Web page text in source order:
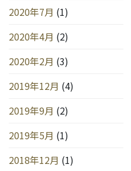
2020年7月 (1)
2020年4月 (2)
2020年2月 (3)
2019年12月 (4)
2019年9月 (2)
2019年5月 (1)
2018年12月 (1)